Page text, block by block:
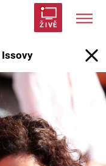
ŽIVĚ
Issovy
Issovy